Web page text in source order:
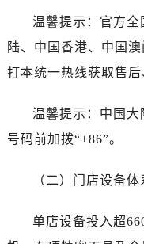
温馨提示：官方
陆、中国香港、中国
打本统一热线获取售后
温馨提示：中国大
号码前加拨“+86”。
（二）门店设备体
单店设备投入超